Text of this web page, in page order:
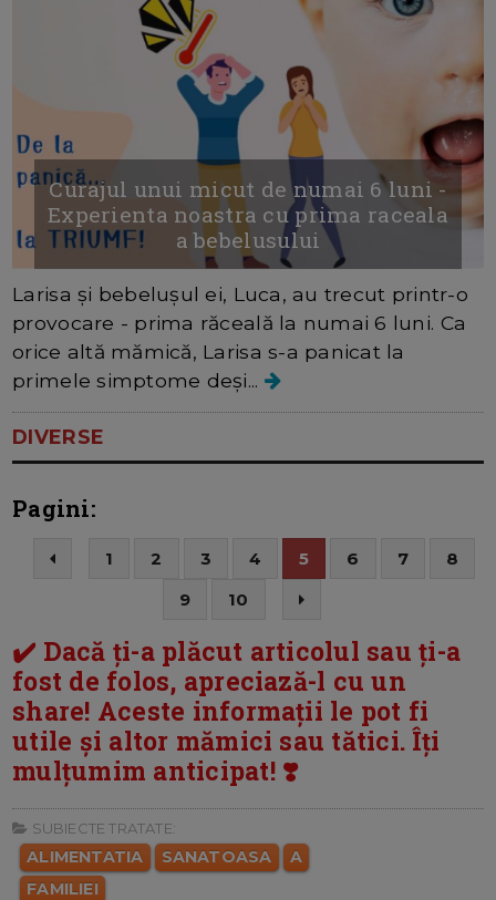
Curajul unui micut de numai 6 luni -
Experienta noastra cu prima raceala
a bebelusului
Larisa și bebelușul ei, Luca, au trecut printr-o
provocare - prima răceală la numai 6 luni. Ca
orice altă mămică, Larisa s-a panicat la
primele simptome deși...
DIVERSE
Pagini:
1 2 3 4 5 6 7
8
9
10
✔️ Dacă ți-a plăcut articolul sau ți-a
fost de folos, apreciază-l cu un
share! Aceste informații le pot fi
utile și altor mămici sau tătici. Îți
mulțumim anticipat! ❣️
SUBIECTE TRATATE:
ALIMENTATIA SANATOASA
A
FAMILIEI